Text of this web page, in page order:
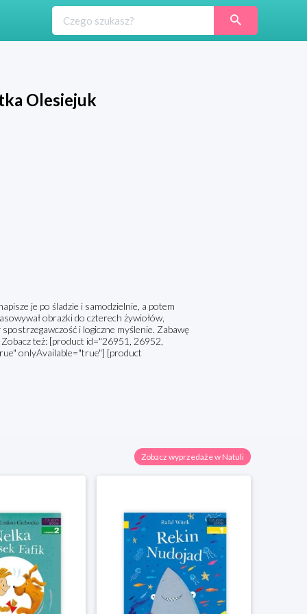
Olesiejuk
je po śladzie i samodzielnie, a potem
obrazki do czterech żywiołów,
i logiczne myślenie. Zabawę
też: [product id="26951, 26952,
onlyAvailable="true"] [product
Zobacz wyprzedaże w Natuli